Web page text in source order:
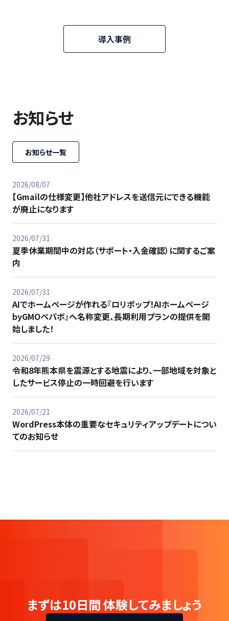
導入事例
お知らせ
お知らせ一覧
2026/08/07
【Gmailの仕様変更】他社アドレスを送信元にできる機能
が廃止になります
2026/07/31
夏季休業期間中の対応（サポート・入金確認）に関するご案
内
2026/07/31
AIでホームページが作れる『ロリポップ！AIホームページ
byGMOペパボ』へ名称変更、長期利用プランの提供を開
始しました！
2026/07/29
令和8年熊本県を震源とする地震により、一部地域を対象と
したサービス停止の一時回避を行います
2026/07/21
WordPress本体の重要なセキュリティアップデートについ
てのお知らせ
まずは10日間体験してみましょう